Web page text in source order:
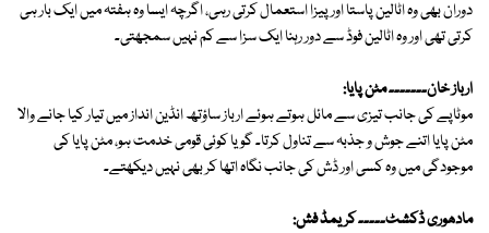
دوران بھی وہ اٹالین پاستا اور پیزا استعمال کرتی رہی، اگرچہ ایسا وہ ہفتہ میں ایک بار ہی
کرتی تھی اور وہ اٹالین فوڈ سے دور رہنا ایک سزا سے کم نہیں سمجھتی۔
ارباز خان۔۔۔۔۔۔۔ مٹن پایا:
موٹاپے کی جانب تیزی سے مائل ہوتے ہوئے ارباز ساؤتھ انڈین انداز میں تیار کیا جانے والا
مٹن پایا اتنے جوش و جذبہ سے تناول کرتا۔ گویا کوئی قومی خدمت ہو، مٹن پایا کی
موجودگی میں وہ کسی اور ڈش کی جانب نگاہ اتھا کر بھی نہیں دیکھتے۔
مادھوری ڈکشٹ۔۔۔۔۔ کریمڈ فش: